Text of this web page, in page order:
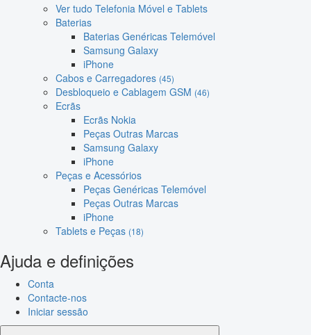
Ver tudo Telefonia Móvel e Tablets
Baterias
Baterias Genéricas Telemóvel
Samsung Galaxy
iPhone
Cabos e Carregadores (45)
Desbloqueio e Cablagem GSM (46)
Ecrãs
Ecrãs Nokia
Peças Outras Marcas
Samsung Galaxy
iPhone
Peças e Acessórios
Peças Genéricas Telemóvel
Peças Outras Marcas
iPhone
Tablets e Peças (18)
Ajuda e definições
Conta
Contacte-nos
Iniciar sessão